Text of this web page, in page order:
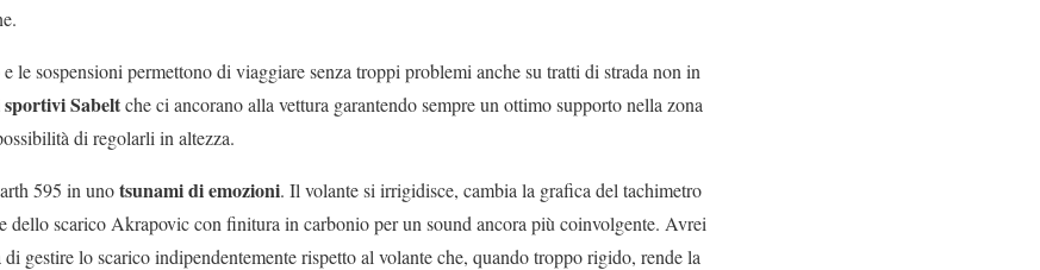
le sospensioni permettono di viaggiare senza troppi problemi anche su tratti di strada non in
sportivi Sabeltche ci ancorano alla vettura garantendo sempre un ottimo supporto nella zona
di regolarli in altezza.
595 in unotsunami di emozioni. Il volante si irrigidisce, cambia la grafica del tachimetro
dello scarico Akrapovic con finitura in carbonio per un sound ancora più coinvolgente. Avrei
gestire lo scarico indipendentemente rispetto al volante che, quando troppo rigido, rende la